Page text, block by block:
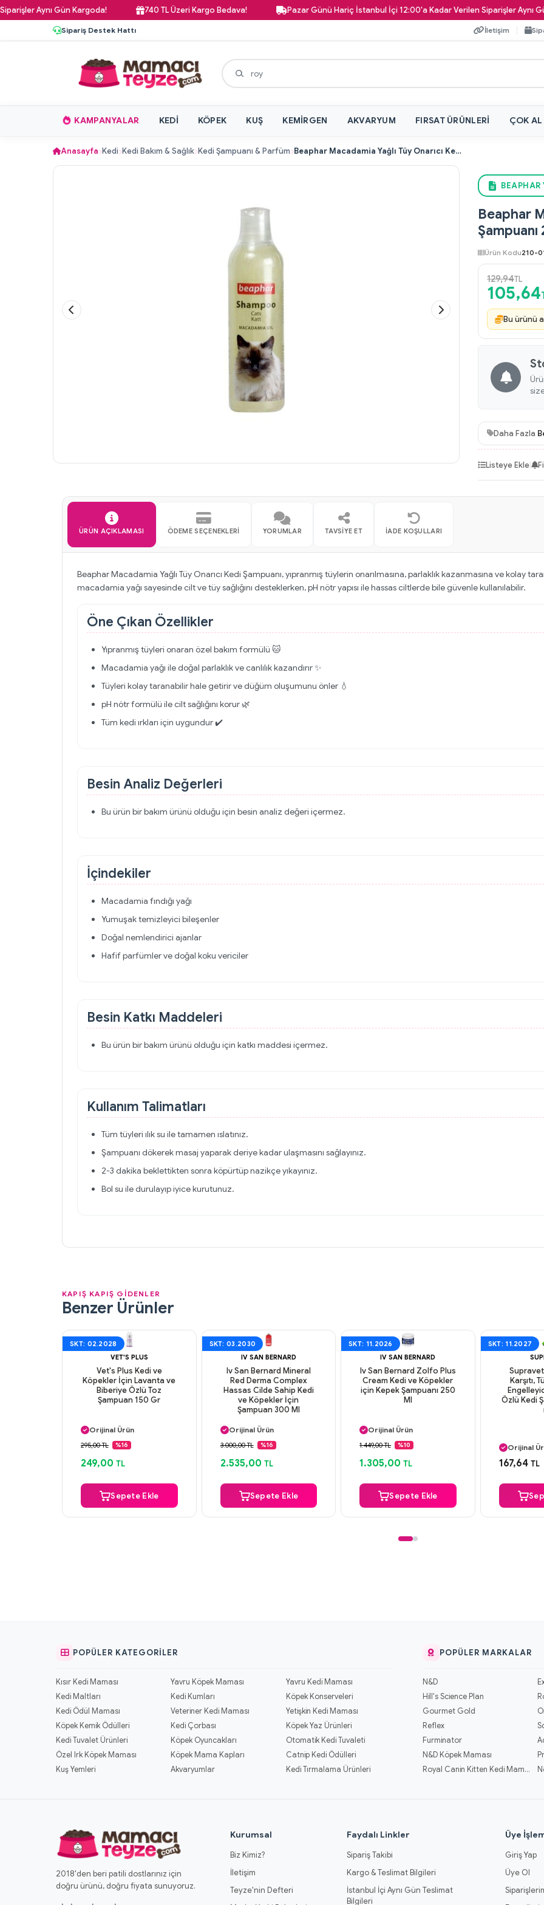
Aynı Gün Kargoda! 740 TL Üzeri Kargo Bedava! Pazar Günü Hariç İstanbul İçi 12:00'a Kadar Verilen Siparişler Aynı Gün
Sipariş Destek Hattı İletişim
KAMPANYALAR KEDI KÖPEK KUŞ KEMIRGEN AKVARYUM FIRSAT ÜRÜNLERI ÇOK
Anasayfa Kedi Kedi Bakım & Sağlık Kedi Şampuanı & Parfüm Beaphar Macadamia Yağlı Tüy Onarıcı Kedi Şampuanı 250 ml
BEAPHAR
Beaphar
Şampuanı
Ürün Kodu210-
129,94TL
105,64
Bu ürünü
Daha Fazla
Listeye Ekle|
ÜRÜN AÇIKLAMASI ÖDEME SEÇENEKLERI YORUMLAR TAVSIYE ET İADE KOŞULLARI
Beaphar Macadamia Yağlı Tüy Onarıcı Kedi Şampuanı, yıpranmış tüylerin onarılmasına, parlaklık kazanmasına ve kolay
macadamia yağı sayesinde cilt ve tüy sağlığını desteklerken, pH nötr yapısı ile hassas ciltlerde bile güvenle kullanılabilir.
Öne Çıkan Özellikler
Yıpranmış tüyleri onaran özel bakım formülü 🐱
Macadamia yağı ile doğal parlaklık ve canlılık kazandırır ✨
Tüyleri kolay taranabilir hale getirir ve düğüm oluşumunu önler 💧
pH nötr formülü ile cilt sağlığını korur 🌿
Tüm kedi ırkları için uygundur ✔️
Besin Analiz Değerleri
Bu ürün bir bakım ürünü olduğu için besin analiz değeri içermez.
İçindekiler
Macadamia fındığı yağı
Yumuşak temizleyici bileşenler
Doğal nemlendirici ajanlar
Hafif parfümler ve doğal koku vericiler
Besin Katkı Maddeleri
Bu ürün bir bakım ürünü olduğu için katkı maddesi içermez.
Kullanım Talimatları
Tüm tüyleri ılık su ile tamamen ıslatınız.
Şampuanı dökerek masaj yaparak deriye kadar ulaşmasını sağlayınız.
2-3 dakika beklettikten sonra köpürtüp nazikçe yıkayınız.
Bol su ile durulayıp iyice kurutunuz.
KAPIŞ KAPIŞ GİDENLER
Benzer Ürünler
SKT: 02.2028
VET'S PLUS
Vet's Plus Kedi ve
Köpekler İçin Lavanta ve
Biberiye Özlü Toz
Şampuan 150 Gr
Orijinal Ürün
Güvenli Ödeme
295,00 TL %16
249,00 TL
Sepete Ekle
SKT: 03.2030
IV SAN BERNARD
Iv San Bernard Mineral
Red Derma Complex
Hassas Cilde Sahip Kedi
ve Köpekler İçin
Şampuan 300 Ml
Orijinal Ürün
Güvenli Ödeme
3.000,00 TL %16
2.535,00 TL
Sepete Ekle
SKT: 11.2026
IV SAN BERNARD
Iv San Bernard Zolfo Plus
Cream Kedi ve Köpekler
için Kepek Şampuanı 250
Ml
Orijinal Ürün
Güvenli Ödeme
1.449,00 TL %10
1.305,00 TL
Sepete Ekle
SKT: 11.2027
Supravet
Karşıtı,
Özlü Kedi
Orijinal
Güvenli
167,64 TL
POPÜLER KATEGORILER
Kısır Kedi Maması Yavru Köpek Maması
Yavru Kedi Maması
Kedi Maltları
Kedi Kumları
Köpek Konserveleri
Kedi Ödül Maması
Veteriner Kedi Maması
Yetişkin Kedi Maması
Köpek Kemik Ödülleri
Kedi Çorbası
Köpek Yaz Ürünleri
Kedi Tuvalet Ürünleri
Köpek Oyuncakları
Otomatik Kedi Tuvaleti
Özel Irk Köpek Maması
Köpek Mama Kapları
Catnip Kedi Ödülleri
Kuş Yemleri
Akvaryumlar Kedi Tırmalama Ürünleri
POPÜLER MARKALAR
N&D
Hill's Science Plan
Gourmet Gold
Reflex
Furminator
N&D Köpek Maması
Royal Canin Kitten Kedi Mamaları
2018'den beri patili dostlarınız için
doğru ürünü, doğru fiyata sunuyoruz.
Kurumsal
Biz Kimiz?
İletişim
Teyze'nin Defteri
Faydalı Linkler
Sipariş Takibi
Kargo & Teslimat Bilgileri
İstanbul İçi Aynı Gün Teslimat
Bilgileri
Üye
Giriş Yap
Üye Ol